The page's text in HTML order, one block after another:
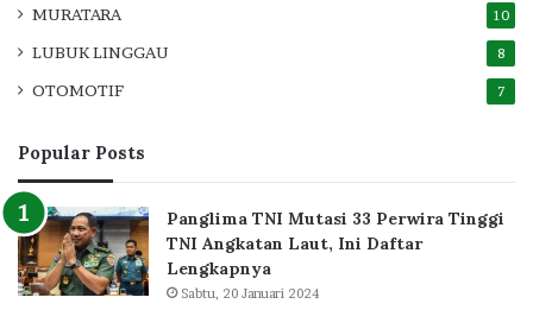
MURATARA 10
LUBUK LINGGAU 8
OTOMOTIF 7
Popular Posts
Panglima TNI Mutasi 33 Perwira Tinggi
TNI Angkatan Laut, Ini Daftar
Lengkapnya
Sabtu, 20 Januari 2024